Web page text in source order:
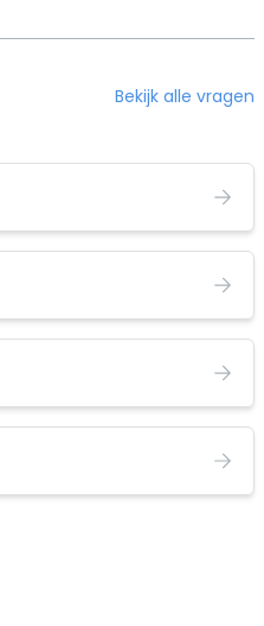
Bekijk alle vragen